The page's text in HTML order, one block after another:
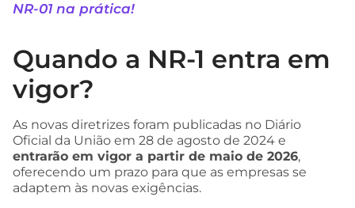
NR-01 na prática!
Quando a NR-1 entra em
vigor?
As novas diretrizes foram publicadas no Diário
Oficial da União em 28 de agosto de 2024 e
entrarão em vigor a partir de maio de 2026,
oferecendo um prazo para que as empresas se
adaptem às novas exigências.